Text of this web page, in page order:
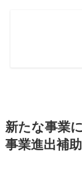
新たな事業
事業進出補助